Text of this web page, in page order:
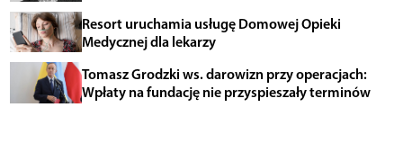
Resort uruchamia usługę Domowej Opieki
Medycznej dla lekarzy
Tomasz Grodzki ws. darowizn przy operacjach:
Wpłaty na fundację nie przyspieszały terminów